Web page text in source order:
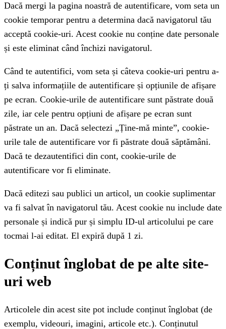
Dacă mergi la pagina noastră de autentificare, vom seta un
cookie temporar pentru a determina dacă navigatorul tău
acceptă cookie-uri. Acest cookie nu conține date personale
și este eliminat când închizi navigatorul.
Când te autentifici, vom seta și câteva cookie-uri pentru a-
ți salva informațiile de autentificare și opțiunile de afișare
pe ecran. Cookie-urile de autentificare sunt păstrate două
zile, iar cele pentru opțiuni de afișare pe ecran sunt
păstrate un an. Dacă selectezi „Ține-mă minte”, cookie-
urile tale de autentificare vor fi păstrate două săptămâni.
Dacă te dezautentifici din cont, cookie-urile de
autentificare vor fi eliminate.
Dacă editezi sau publici un articol, un cookie suplimentar
va fi salvat în navigatorul tău. Acest cookie nu include date
personale și indică pur și simplu ID-ul articolului pe care
tocmai l-ai editat. El expiră după 1 zi.
Conținut înglobat de pe alte site-
uri web
Articolele din acest site pot include conținut înglobat (de
exemplu, videouri, imagini, articole etc.). Conținutul